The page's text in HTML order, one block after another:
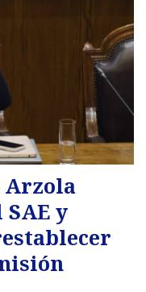
Arzola
y